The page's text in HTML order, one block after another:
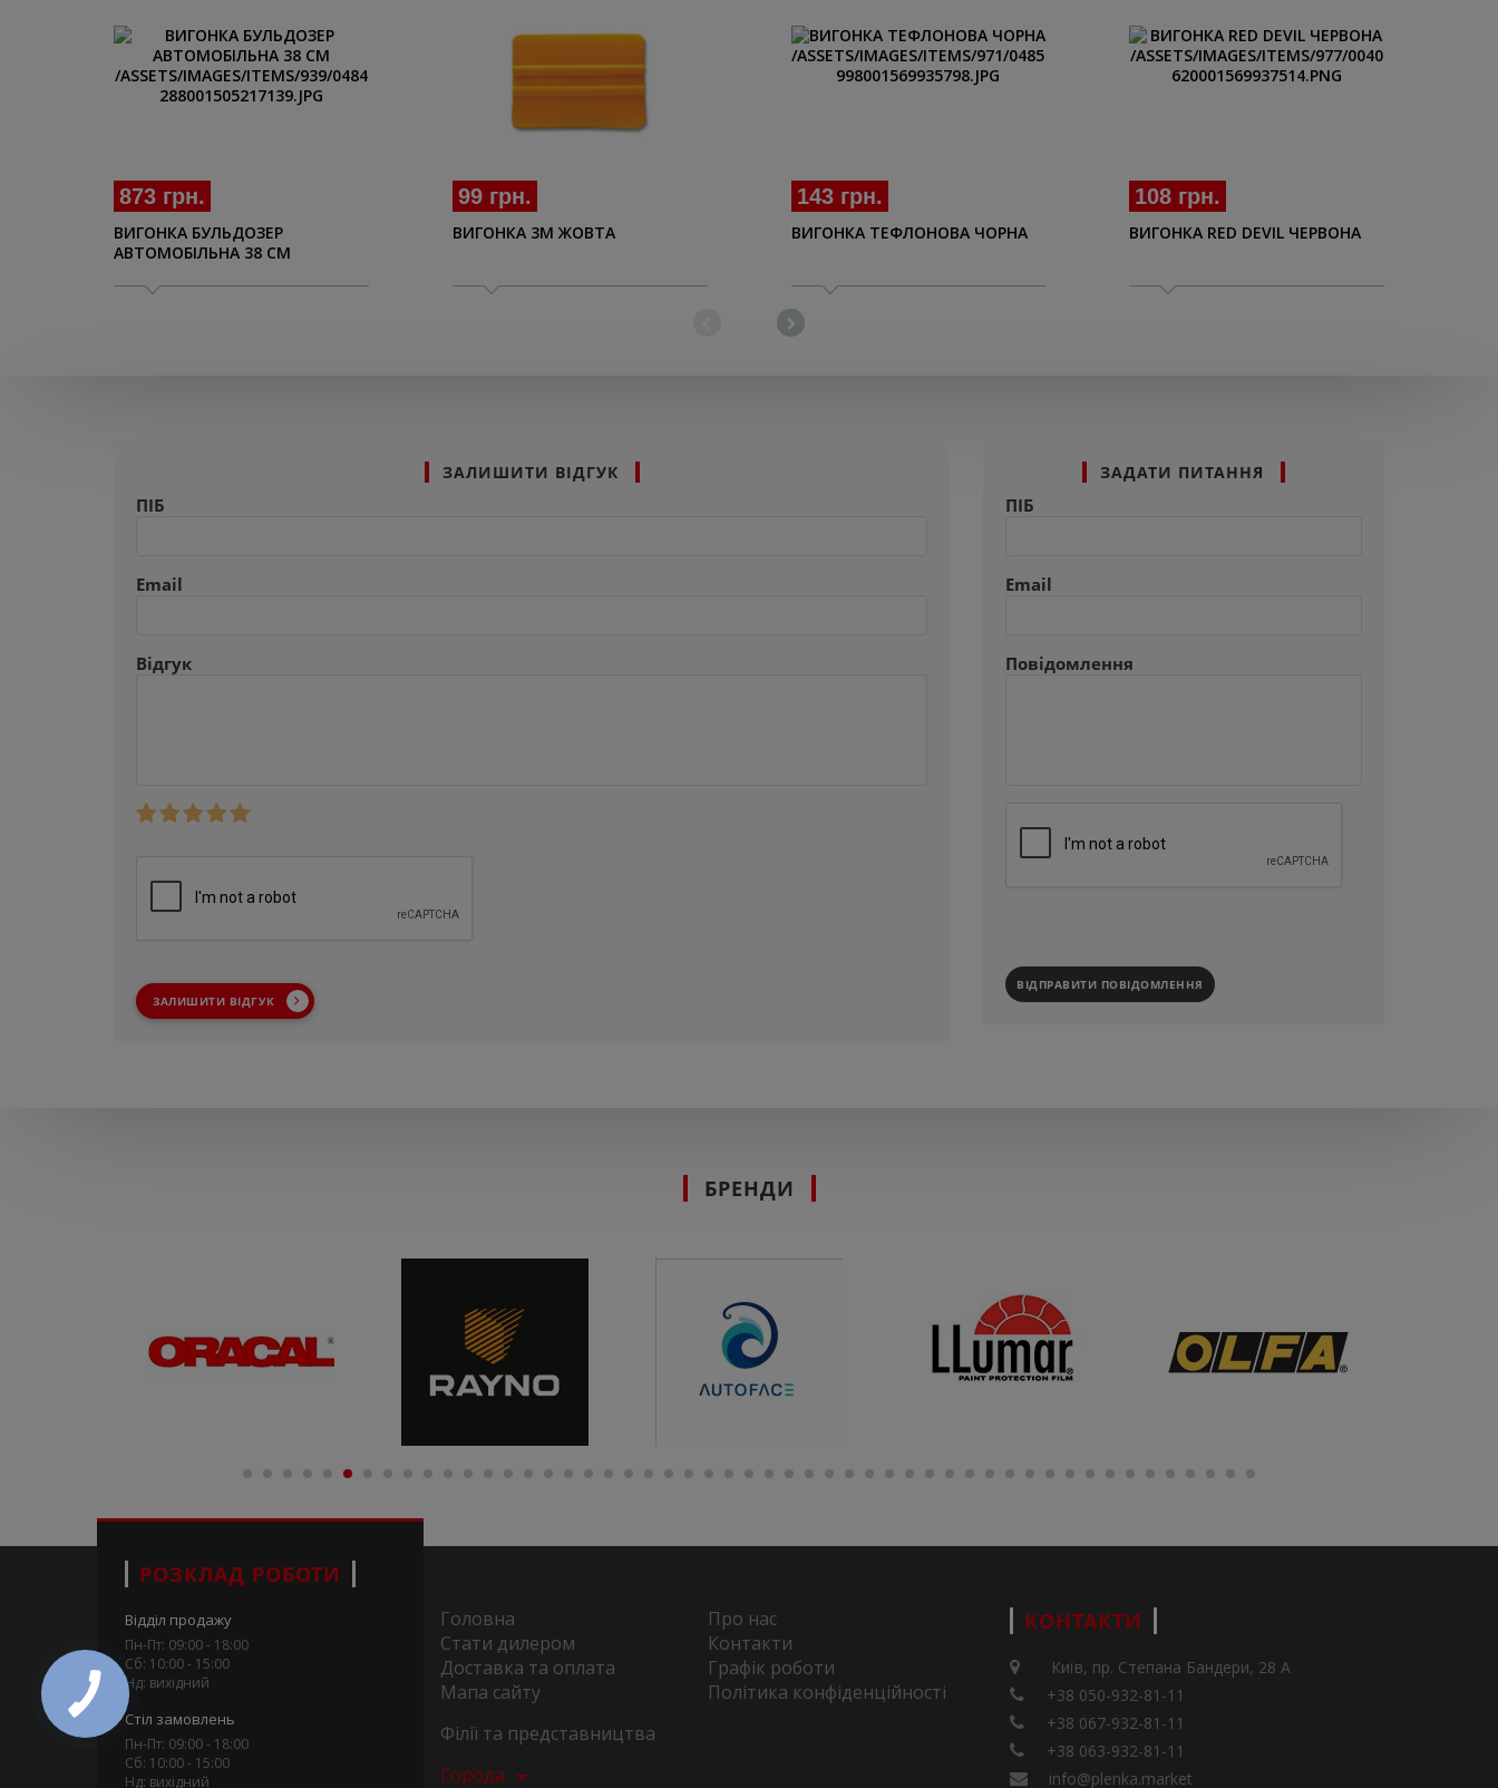
873 грн.
ВИГОНКА БУЛЬДОЗЕР
АВТОМОБІЛЬНА 38 CM
99 грн.
ВИГОНКА 3М ЖОВТА
143 грн.
ВИГОНКА ТЕФЛОНОВА ЧОРНА
108 грн.
ВИГОНКА RED DEVIL ЧЕРВОНА
ЗАЛИШИТИ ВІДГУК
ПІБ
Email
Відгук
ЗАЛИШИТИ ВІДГУК
ЗАДАТИ ПИТАННЯ
ПІБ
Email
Повідомлення
ВІДПРАВИТИ ПОВІДОМЛЕННЯ
БРЕНДИ
РОЗКЛАД РОБОТИ
Відділ продажу
Пн-Пт: 09:00 - 18:00
Сб: 10:00 - 15:00
Нд: вихідний
Стіл замовлень
Пн-Пт: 09:00 - 18:00
Сб: 10:00 - 15:00
Нд: вихідний
Головна
Про нас
Стати дилером
Контакти
Доставка та оплата
Графік роботи
Мапа сайту
Політика конфіденційності
Філії та представництва
Города
КОНТАКТИ
Київ, пр. Степана Бандери, 28 А
+38 050-932-81-11
+38 067-932-81-11
+38 063-932-81-11
info@plenka.market